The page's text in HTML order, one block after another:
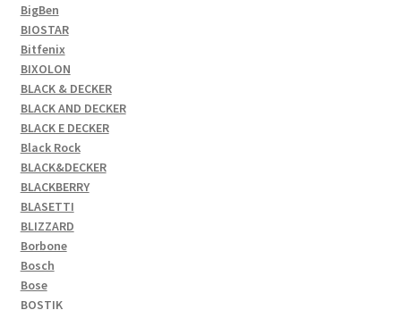
BigBen
BIOSTAR
Bitfenix
BIXOLON
BLACK & DECKER
BLACK AND DECKER
BLACK E DECKER
Black Rock
BLACK&DECKER
BLACKBERRY
BLASETTI
BLIZZARD
Borbone
Bosch
Bose
BOSTIK